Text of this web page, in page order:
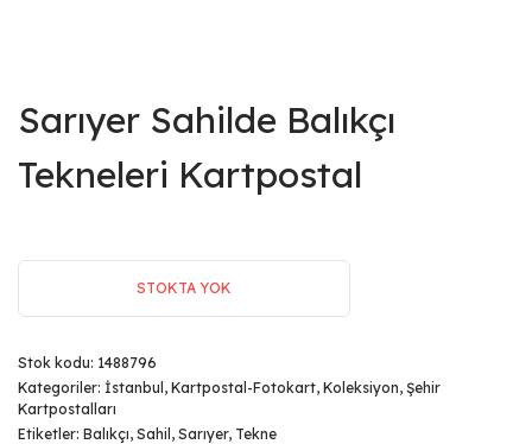
Sarıyer Sahilde Balıkçı
Tekneleri Kartpostal
STOKTA YOK
Stok kodu: 1488796
Kategoriler: İstanbul , Kartpostal-Fotokart, Koleksiyon, Şehir
Kartpostalları
Etiketler: Balıkçı, Sahil , Sarıyer, Tekne